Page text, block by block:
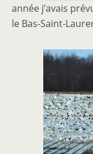
année j’avais
le Bas-Saint-